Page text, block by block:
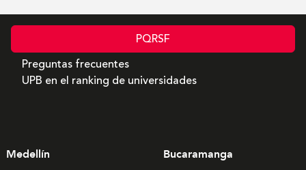
PQRSF
Preguntas frecuentes
UPB en el ranking de universidades
Medellín Bucaramanga